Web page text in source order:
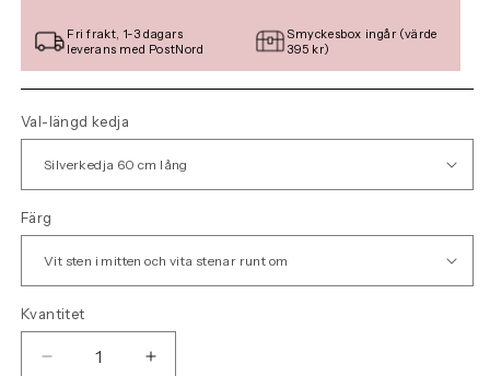
Fri frakt, 1-3 dagars
leverans med PostNord
Smyckesbox ingår (värde
395 kr)
Val-längd kedja
Färg
Kvantitet
Minska
Öka